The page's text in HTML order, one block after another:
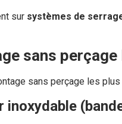
sur systèmes de
sans
sans perçage les
inoxydable